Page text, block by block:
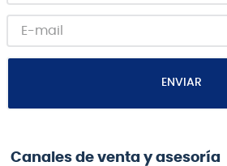
ENVIAR
Canales de venta y asesoría